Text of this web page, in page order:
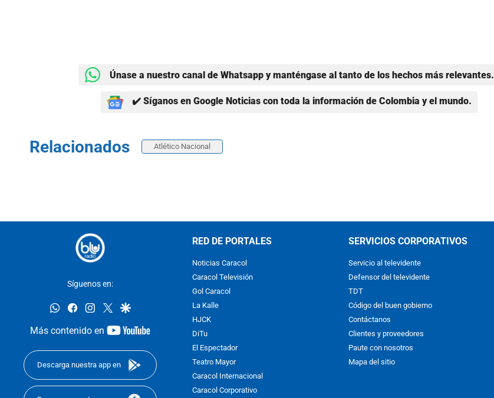
Únase a nuestro canal de Whatsapp y manténgase al tanto de los hechos más relevantes.
✔️ Síganos en Google Noticias con toda la información de Colombia y el mundo.
Relacionados Atlético Nacional
Síguenos en:
whatsappfacebookinstagram
twittergoogle
Más contenido en
youtube-
Descarga nuestra app en
RED DE PORTALES
Noticias Caracol
Caracol Televisión
Gol Caracol
La Kalle
HJCK
DiTu
El Espectador
Teatro Mayor
Caracol Internacional
Caracol Corporativo
SERVICIOS CORPORATIVOS
Servicio al televidente
Defensor del televidente
TDT
Código del buen gobierno
Contáctanos
Clientes y proveedores
Paute con nosotros
Mapa del sitio